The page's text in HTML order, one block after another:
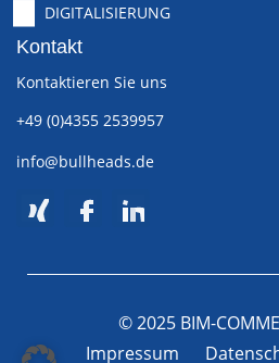
DIGITALISIERUNG
Kontakt
Kontaktieren Sie uns
+49 (0)4355 2539957
info@bullheads.de
© 2025 BIM-
Impressum